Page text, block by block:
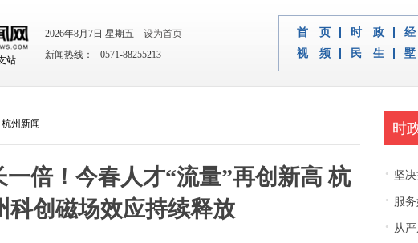
站
2026年8月7日 星期五
设为首页
新闻热线： 0571-88255213
首 页 时 政
视 频
民 生
杭州新闻
一倍！今春人才“流量”再创新高 杭
科创磁场效应持续释放
时
· 坚决拥
· 服
· 从严